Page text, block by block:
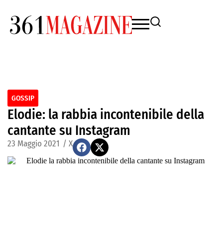
GOSSIP
Elodie: la rabbia incontenibile della
cantante su Instagram
23 Maggio 2021 / X